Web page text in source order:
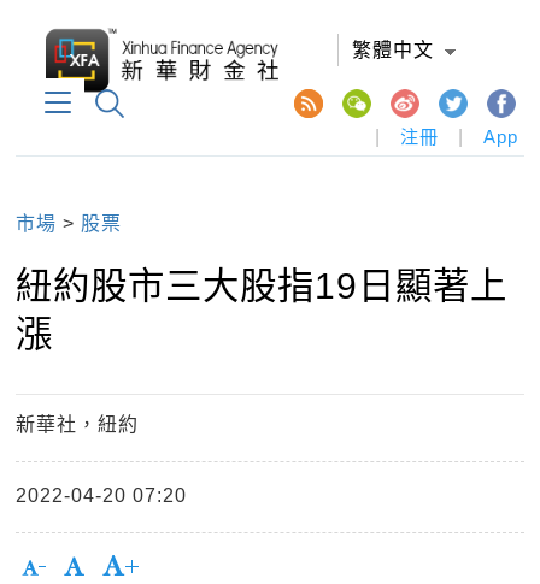
繁體中文
注冊 App
市場 > 股票
紐約股市三大股指19日顯著上
漲
新華社，紐約
2022-04-20 07:20